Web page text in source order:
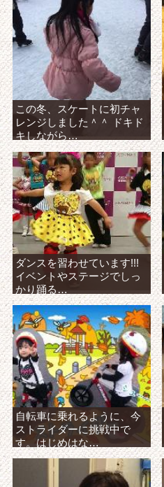
この冬、スケートに初チャ
レンジしました＾＾ ドキド
キしながら…
ダンスを習わせています!!!
イベントやステージでしっ
かり踊る…
自転車に乗れるように、今
ストライダーに挑戦中で
す。はじめはな…